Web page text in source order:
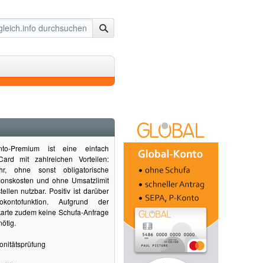
Premium ist eine einfach
mit zahlreichen Vorteilen:
ohne sonst obligatorische
und ohne Umsatzlimit
nutzbar. Positiv ist darüber
Aufgrund der
zudem keine Schufa-Anfrage